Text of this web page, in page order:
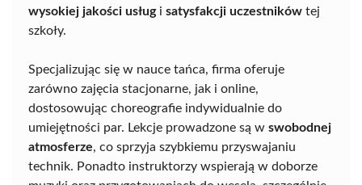
wysokiej jakości usługi satysfakcji uczestników tej
szkoły.
Specjalizując się w nauce tańca, firma oferuje
zarówno zajęcia stacjonarne, jak i online,
dostosowując choreografie indywidualnie do
umiejętności par. Lekcje prowadzone są w swobodnej
atmosferze, co sprzyja szybkiemu przyswajaniu
technik. Ponadto instruktorzy wspierają w doborze